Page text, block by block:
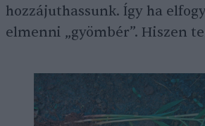
hozzájuthassunk. Így ha
elmenni „gyömbér”. Hiszen